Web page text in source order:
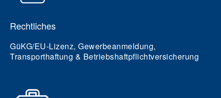
Rechtliches
GüKG/EU-Lizenz, Gewerbeanmeldung,
Transporthaftung & Betriebshaftpflichtversicherung